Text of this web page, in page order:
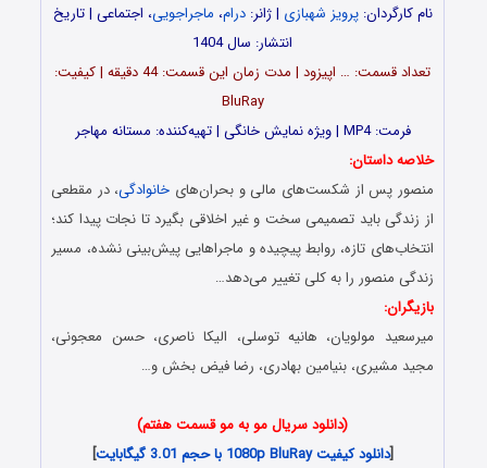
نام کارگردان:پرویز شهبازی | ژانر:درام، ماجراجویی، اجتماعی | تاریخ
انتشار: سال 1404
تعداد قسمت‌: … اپیزود | مدت زمان این قسمت: 44 دقیقه | کیفیت:
BluRay
فرمت: MP4 | ویژه نمایش خانگی | تهیه‌کننده: مستانه مهاجر
خلاصه داستان:
منصور پس از شکست‌های مالی و بحران‌های خانوادگی، در مقطعی
از زندگی باید تصمیمی سخت و غیر اخلاقی بگیرد تا نجات پیدا کند؛
انتخاب‌های تازه، روابط پیچیده و ماجراهایی پیش‌بینی نشده، مسیر
زندگی منصور را به کلی تغییر می‌دهد…
بازیگران:
میرسعید مولویان، هانیه توسلی، الیکا ناصری، حسن معجونی،
مجید مشیری، بنیامین بهادری، رضا فیض بخش و…
(دانلود سریال مو به مو قسمت هفتم)
[دانلود کیفیت 1080p BluRay با حجم 3.01 گیگابایت
]